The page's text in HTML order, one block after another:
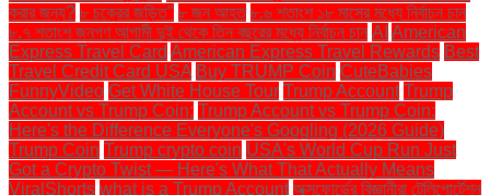
করার জন্য? ৮ চক্রের জড়িত" ৮ জন আহত ৮.৬ শতাংশ ১৮ মাসের মধ্যে নির্বাচন চান
৮.৭ শতাংশ জনগণ আগামী দুই থেকে তিন বছরের মধ্যে নির্বাচন চান AI American
Express Travel Card American Express Travel Rewards Best
Travel Credit Card USA Buy TRUMP Coin CuteBabies
FunnyVideo Get White House Tour Trump Account Trump
Account vs Trump Coin: Trump Account vs Trump Coin:
Here's the Difference Everyone's Googling (2026 Guide)
Trump Coin Trump crypto coin USA's World Cup Run Just
Got a Crypto Twist — Here's What That Actually Means
ViralShorts what is a Trump Account অক্সফোর্ডের বিজ্ঞানীরা টেলিপোর্টেশন